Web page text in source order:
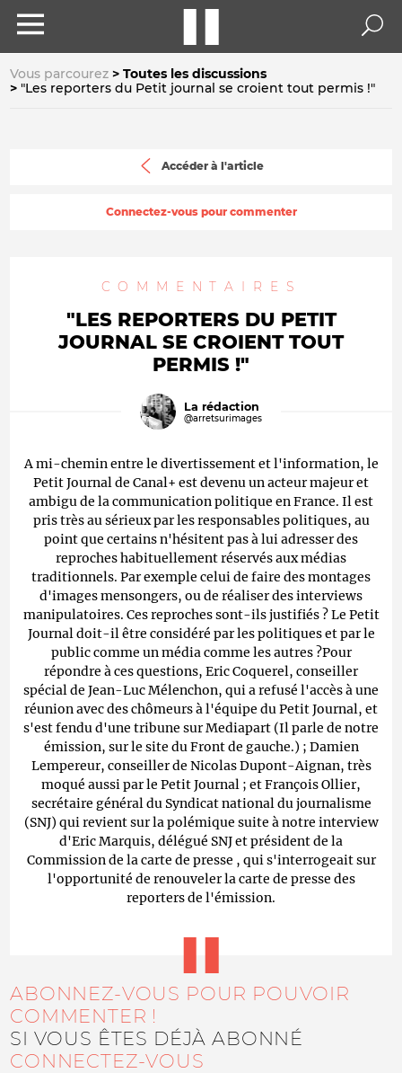
Vous parcourez
Toutes les discussions
"Les reporters du Petit journal se croient tout permis !"
Accéder à l'article
Connectez-vous pour commenter
COMMENTAIRES
"LES REPORTERS DU PETIT
JOURNAL SE CROIENT TOUT
PERMIS !"
La rédaction
@arretsurimages
A mi-chemin entre le divertissement et l'information, le
Petit Journal de Canal+ est devenu un acteur majeur et
ambigu de la communication politique en France. Il est
pris très au sérieux par les responsables politiques, au
point que certains n'hésitent pas à lui adresser des
reproches habituellement réservés aux médias
traditionnels. Par exemple celui de faire des montages
d'images mensongers, ou de réaliser des interviews
manipulatoires. Ces reproches sont-ils justifiés ? Le Petit
Journal doit-il être considéré par les politiques et par le
public comme un média comme les autres ?Pour
répondre à ces questions, Eric Coquerel, conseiller
spécial de Jean-Luc Mélenchon, qui a refusé l'accès à une
réunion avec des chômeurs à l'équipe du Petit Journal, et
s'est fendu d'une tribune sur Mediapart (Il parle de notre
émission, sur le site du Front de gauche.) ; Damien
Lempereur, conseiller de Nicolas Dupont-Aignan, très
moqué aussi par le Petit Journal ; et François Ollier,
secrétaire général du Syndicat national du journalisme
(SNJ) qui revient sur la polémique suite à notre interview
d'Eric Marquis, délégué SNJ et président de la
Commission de la carte de presse , qui s'interrogeait sur
l'opportunité de renouveler la carte de presse des
reporters de l'émission.
ABONNEZ-VOUS POUR POUVOIR
COMMENTER !
SI VOUS ÊTES DÉJÀ ABONNÉ
CONNECTEZ-VOUS